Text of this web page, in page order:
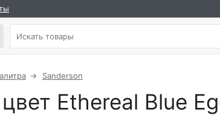
Sanderson
Ethereal Blue